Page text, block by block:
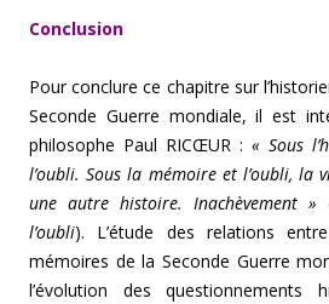
Conclusion
Pour conclure ce chapitre sur
Seconde Guerre mondiale, il est
philosophe Paul RICŒUR : « Sous
l’oubli. Sous la mémoire et l’oubli, la
une autre histoire. Inachèvement »
l’oubli). L’étude des relations
mémoires de la Seconde Guerre
l’évolution des questionnements